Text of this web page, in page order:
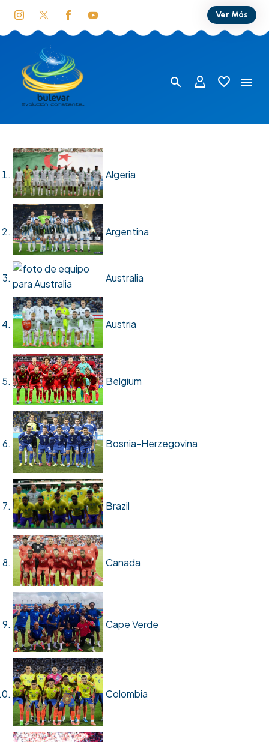
Ver Más
Algeria
Argentina
Australia
Austria
Belgium
Bosnia-Herzegovina
Brazil
Canada
Cape Verde
Colombia